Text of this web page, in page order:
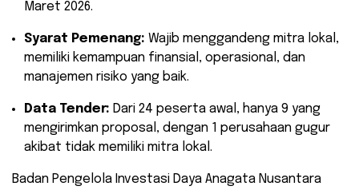
Maret 2026.
Syarat Pemenang: Wajib menggandeng mitra lokal,
memiliki kemampuan finansial, operasional, dan
manajemen risiko yang baik.
Data Tender: Dari 24 peserta awal, hanya 9 yang
mengirimkan proposal, dengan 1 perusahaan gugur
akibat tidak memiliki mitra lokal.
​Badan Pengelola Investasi Daya Anagata Nusantara